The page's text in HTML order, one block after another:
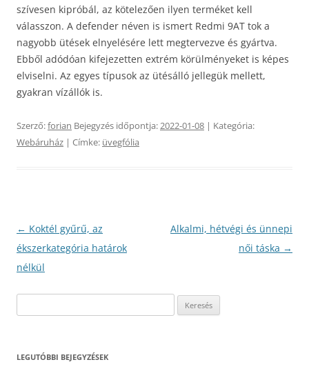
szívesen kipróbál, az kötelezően ilyen terméket kell
válasszon. A defender néven is ismert Redmi 9AT tok a
nagyobb ütések elnyelésére lett megtervezve és gyártva.
Ebből adódóan kifejezetten extrém körülményeket is képes
elviselni. Az egyes típusok az ütésálló jellegük mellett,
gyakran vízállók is.
Szerző:forian Bejegyzés időpontja:2022-01-08 | Kategória:
Webáruház | Címke: üvegfólia
Bejegyzés
navigáció
← Koktél gyűrű, az
ékszerkategória határok
nélkül
Alkalmi, hétvégi és ünnepi
női táska →
LEGUTÓBBI BEJEGYZÉSEK